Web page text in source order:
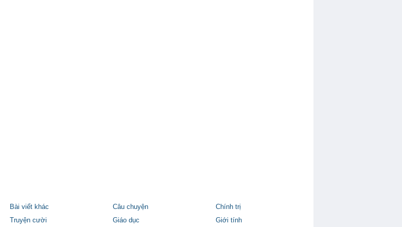
Bài viết khác Câu chuyện
Chính trị
Truyện cười Giáo dục
Giới tính